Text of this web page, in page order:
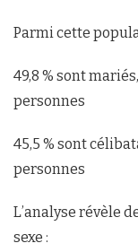
Parmi cette
49,8 % sont
personnes
45,5 % sont
personnes
L’analyse révèle
sexe :